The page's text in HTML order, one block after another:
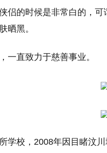
侣的时候是非常白的，可
晒黑。
一直致力于慈善事业。
学校，2008年因目睹汶